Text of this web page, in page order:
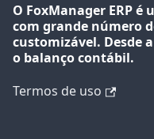
O FoxManager ERP
com grande número
customizável. Desde
o balanço contábil.
Termos de uso